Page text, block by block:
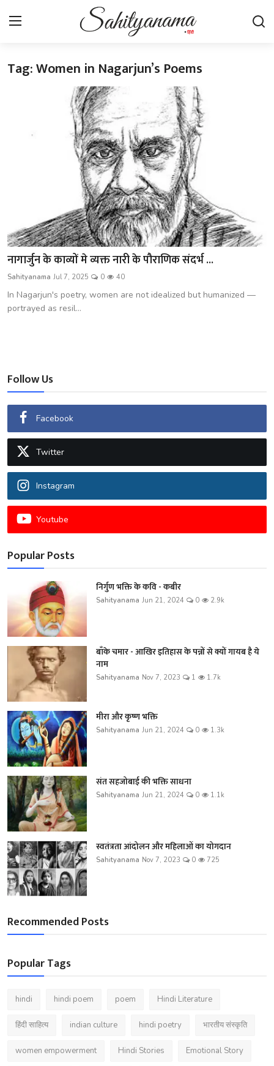
Login Register
साहित्य समाचार
कविता
आलेख
शख्सियत
धरोहर
उपन्यास
सिनेमा
शायरी
ग़ज़ल
Tag: Women in Nagarjun’s Poems
नागार्जुन के काव्यों मे व्यक्त नारी के पौराणिक संदर्भ ...
Sahityanama Jul 7, 2025 0 40
In Nagarjun's poetry, women are not idealized but humanized —
portrayed as resil...
Follow Us
Facebook
Twitter
Instagram
Youtube
Popular Posts
निर्गुण भक्ति के कवि - कबीर
Sahityanama Jun 21, 2024 0 2.9k
बाँके चमार - आखिर इतिहास के पन्नों से क्यों गायब है ये
नाम
Sahityanama Nov 7, 2023 1 1.7k
मीरा और कृष्ण भक्ति
Sahityanama Jun 21, 2024 0 1.3k
संत सहजोबाई की भक्ति साधना
Sahityanama Jun 21, 2024 0 1.1k
स्वतंत्रता आंदोलन और महिलाओं का योगदान
Sahityanama Nov 7, 2023 0 725
Recommended Posts
Popular Tags
hindi hindi poem poem Hindi Literature
हिंदी साहित्य indian culture hindi poetry भारतीय संस्कृति
women empowerment Hindi Stories Emotional Story